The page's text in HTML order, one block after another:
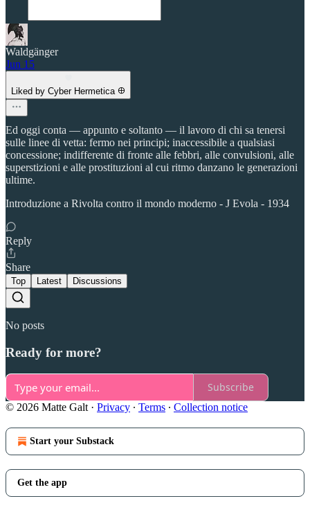
Waldgänger
Jun 15
Liked by Cyber Hermetica 𐀏
Ed oggi conta — appunto e soltanto — il lavoro di chi sa tenersi
sulle linee di vetta: fermo nei principi; inaccessibile a qualsiasi
concessione; indifferente di fronte alle febbri, alle convulsioni, alle
superstizioni e alle prostituzioni al cui ritmo danzano le generazioni
ultime.
Introduzione a Rivolta contro il mondo moderno - J Evola - 1934
Reply
Share
Top Latest Discussions
No posts
Ready for more?
Subscribe
© 2026 Matte Galt · Privacy ∙ Terms ∙ Collection notice
Start your Substack
Get the app